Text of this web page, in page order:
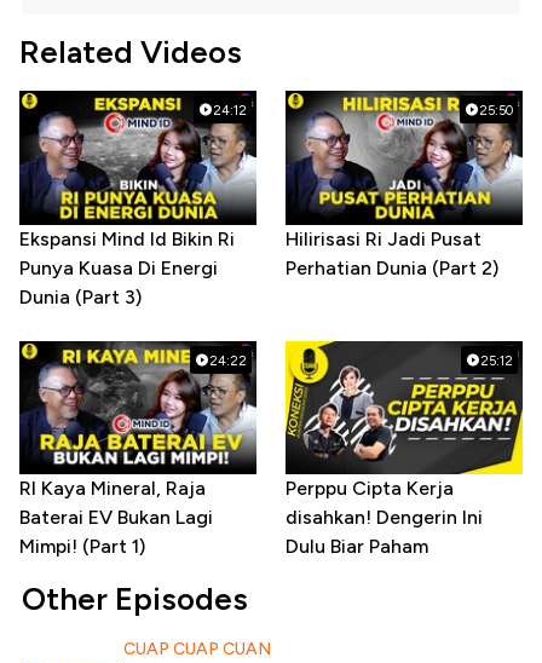
Related Videos
24:12
Ekspansi Mind Id Bikin Ri
Punya Kuasa Di Energi
Dunia (Part 3)
25:50
Hilirisasi Ri Jadi Pusat
Perhatian Dunia (Part 2)
24:22
RI Kaya Mineral, Raja
Baterai EV Bukan Lagi
Mimpi! (Part 1)
25:12
Perppu Cipta Kerja
disahkan! Dengerin Ini
Dulu Biar Paham
Other Episodes
CUAP CUAP CUAN